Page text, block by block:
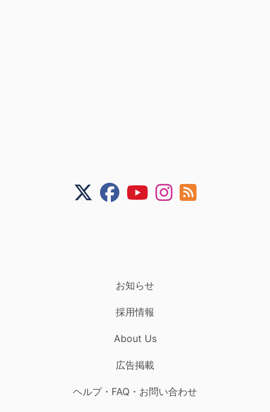
お知らせ
採用情報
About Us
広告掲載
ヘルプ・FAQ・お問い合わせ